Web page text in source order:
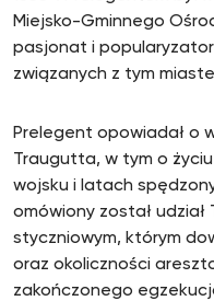
Miejsko-Gminnego
pasjonat i
związanych z tym
Prelegent opowiadał o
Traugutta, w tym o życiu
wojsku i latach
omówiony został
styczniowym, którym
oraz okoliczności
zakończonego